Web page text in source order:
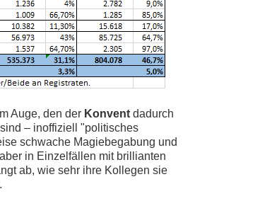
Auge, den der Konventdadurch
– inoffiziell "politisches
schwache Magiebegabung und
in Einzelfällen mit brillianten
ab, wie sehr ihre Kollegen sie